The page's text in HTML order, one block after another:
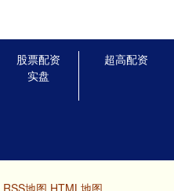
股票配资
实盘
超高配资